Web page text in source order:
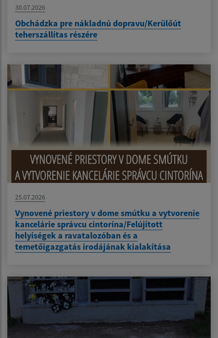
30.07.2026
Obchádzka pre nákladnú dopravu/Kerülőút
teherszállítas részére
25.07.2026
Vynovené priestory v dome smútku a vytvorenie
kancelárie správcu cintorína/Felújított
helyiségek a ravatalozóban és a
temetőigazgatás irodájának kialakítása